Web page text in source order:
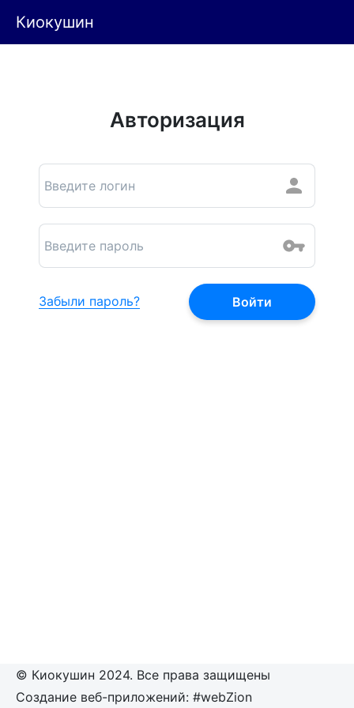
Киокушин
Авторизация
Забыли пароль?
© Киокушин 2024. Все права защищены
Создание веб-приложений: #webZion